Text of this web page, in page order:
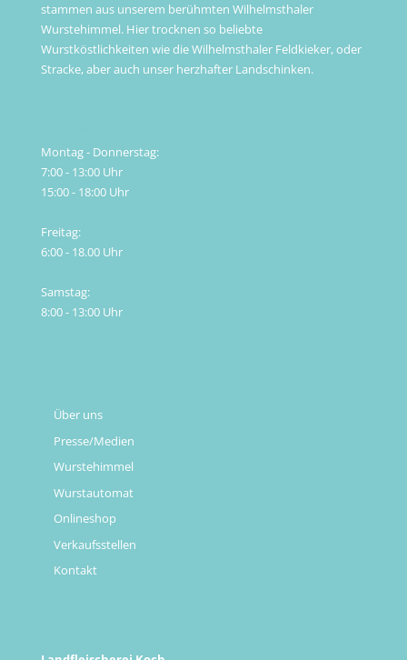
stammen aus unserem berühmten Wilhelmsthaler
Wurstehimmel. Hier trocknen so beliebte
Wurstköstlichkeiten wie die Wilhelmsthaler Feldkieker, oder
Stracke, aber auch unser herzhafter Landschinken.
Montag - Donnerstag:
7:00 - 13:00 Uhr
15:00 - 18:00 Uhr
Freitag:
6:00 - 18.00 Uhr
Samstag:
8:00 - 13:00 Uhr
Über uns
Presse/Medien
Wurstehimmel
Wurstautomat
Onlineshop
Verkaufsstellen
Kontakt